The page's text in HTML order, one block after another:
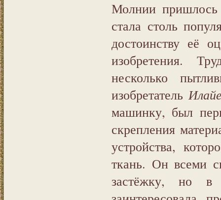
Молнии пришлось
стала столь
достоинству её
изобретения.
несколько
изобретатель
машинку, был
скрепления
устройства,
ткань. Он всеми
застёжку, но